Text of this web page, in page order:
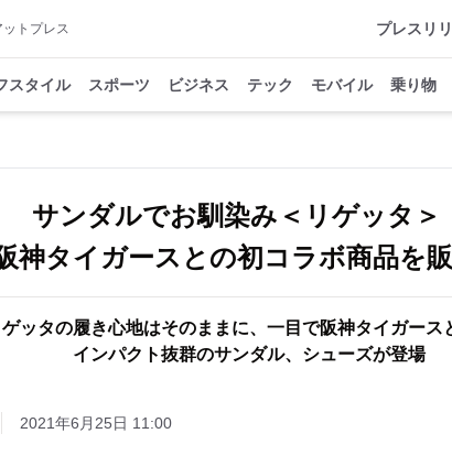
トプレス プレスリ
スタイル スポーツ ビジネス テック モバイル 乗り物
サンダルでお馴染み＜リゲッタ＞
神タイガースとの初コラボ商品を販
ゲッタの履き心地はそのままに、一目で阪神タイガース
インパクト抜群のサンダル、シューズが登場
2021年6月25日 11:00